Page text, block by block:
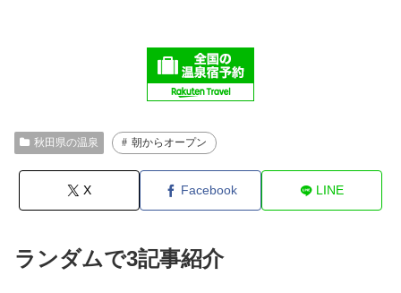
秋田県の温泉 朝からオープン
X Facebook LINE
ランダムで3記事紹介